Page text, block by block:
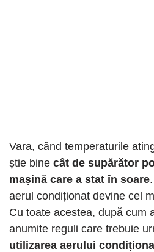
Vara, când temperaturile
știe bine cât de supărător
mașină care a stat în soare
aerul condiționat devine cel
Cu toate acestea, după cum
anumite reguli care trebuie
utilizarea aerului